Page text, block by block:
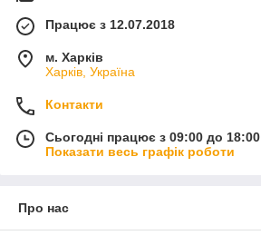
Працює з 12.07.2018
м. Харків
Харків, Україна
Контакти
Сьогодні працює з 09:00 до 18:00
Показати весь графік роботи
Про нас